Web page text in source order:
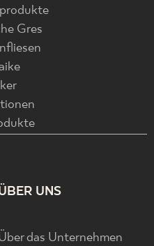
Gres
UNS
das Unternehmen